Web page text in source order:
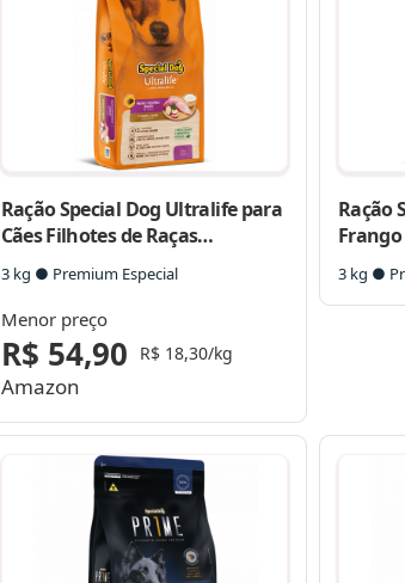
Ração Special Dog Ultralife para
Cães Filhotes de Raças
Pequenas
3 kg ● Premium Especial
Menor preço
R$ 54,90 R$ 18,30/kg
Amazon
Ração
Frango
3 kg ●